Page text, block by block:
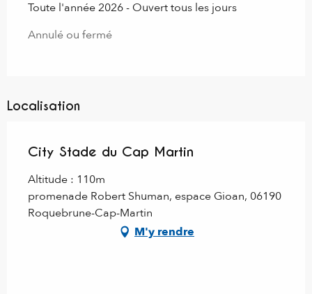
Toute l'année 2026 - Ouvert tous les jours
Annulé ou fermé
Localisation
City Stade du Cap Martin
Altitude : 110m
promenade Robert Shuman, espace Gioan, 06190
Roquebrune-Cap-Martin
M'y rendre